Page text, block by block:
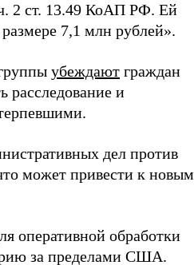
2 ст. 13.49 КоАП РФ. Ей
7,1 млн рублей».
убеждают граждан
расследование и
дел против
может привести к новым
оперативной обработки
за пределами США.